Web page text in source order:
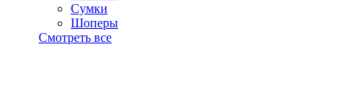
Сумки
Шоперы
Смотреть все